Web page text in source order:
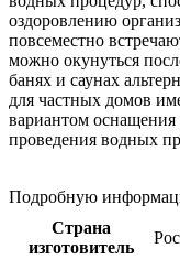
оздоровлению
повсеместно
можно окунуться
банях и саунах
для частных домов
вариантом
проведения водных
Подробную
Страна
изготовитель